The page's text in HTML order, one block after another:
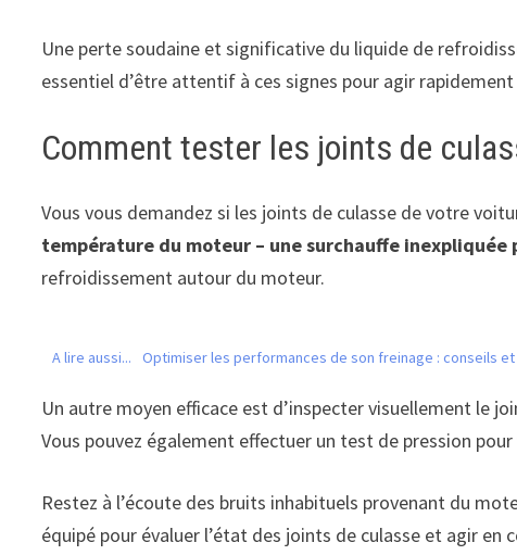
Une perte soudaine et significative du liquide de
essentiel d’être attentif à ces signes pour agir rapidement
Comment tester les joints de
Vous vous demandez si les joints de culasse de votre
température du moteur – une surchauffe
refroidissement autour du moteur.
A lire aussi... Optimiser les performances de son freinage : conseils
Un autre moyen efficace est d’inspecter visuellement le
Vous pouvez également effectuer un test de pression
Restez à l’écoute des bruits inhabituels provenant du
équipé pour évaluer l’état des joints de culasse et agir en